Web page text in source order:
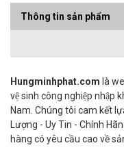
Thông tin sản phẩm
Hungminhphat.com là
vệ sinh công nghiệp nhập
Nam. Chúng tôi cam kết
Lượng - Uy Tin - Chính
hàng có yêu cầu cao về